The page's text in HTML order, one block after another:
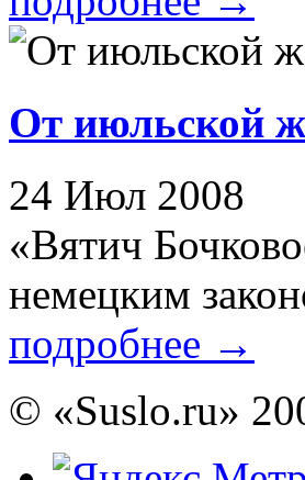
От июльской
24 Июл 2008
«Вятич
немецким
подробнее →
© «Suslo.ru»